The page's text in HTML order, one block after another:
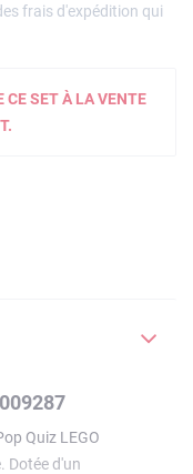
frais d'expédition qui
CE SET À LA VENTE
Quiz LEGO
Dotée d'un